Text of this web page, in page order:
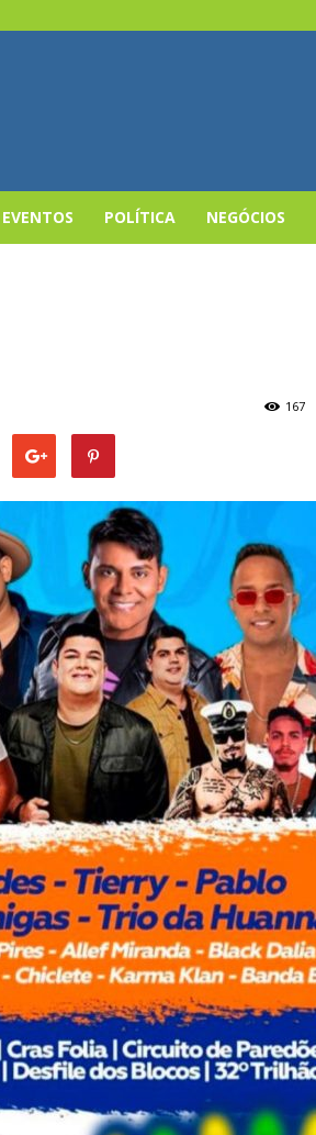
EVENTOS POLÍTICA NEGÓCIOS
167